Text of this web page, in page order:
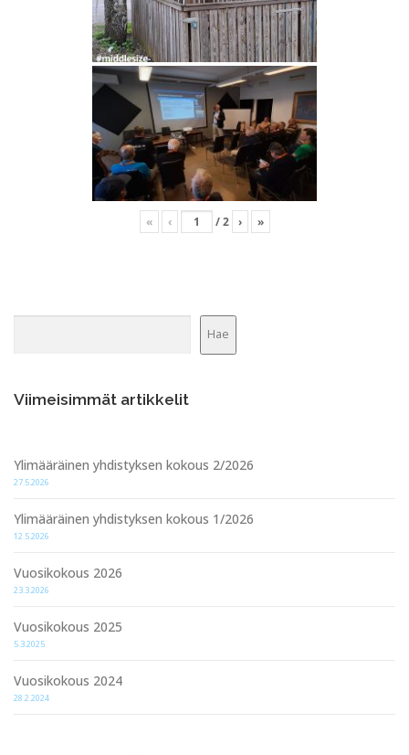
« ‹ /2 › »
Hae
Viimeisimmät artikkelit
Ylimääräinen yhdistyksen kokous 2/2026
27.5.2026
Ylimääräinen yhdistyksen kokous 1/2026
12.5.2026
Vuosikokous 2026
23.3.2026
Vuosikokous 2025
5.3.2025
Vuosikokous 2024
28.2.2024